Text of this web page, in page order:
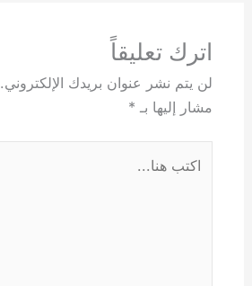
اترك تعليقاً
لن يتم نشر عنوان بريدك الإلكتروني.
مشار إليها بـ *
هنا...